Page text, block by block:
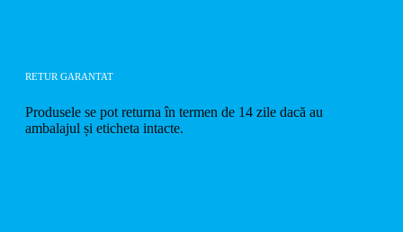
RETUR GARANTAT
Produsele se pot returna în termen de 14 zile dacă au
ambalajul și eticheta intacte.